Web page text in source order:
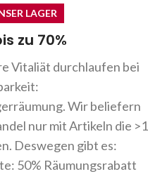
LAGER
zu 70%
Vitaliät durchlaufen bei
Wir beliefern
nur mit Artikeln die >1
Deswegen gibt es:
50% Räumungsrabatt